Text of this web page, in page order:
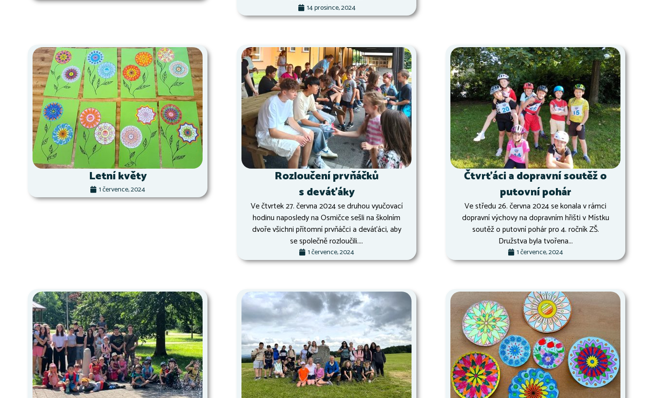
14 prosince, 2024
Letní květy
1 července, 2024
Rozloučení prvňáčků
s deváťáky
Ve čtvrtek 27. června 2024 se druhou vyučovací
hodinu naposledy na Osmičce sešli na školním
dvoře všichni přítomní prvňáčci a deváťáci, aby
se společně rozloučili....
1 července, 2024
Čtvrťáci a dopravní soutěž o
putovní pohár
Ve středu 26. června 2024 se konala v rámci
dopravní výchovy na dopravním hřišti v Místku
soutěž o putovní pohár pro 4. ročník ZŠ.
Družstva byla tvořena...
1 července, 2024